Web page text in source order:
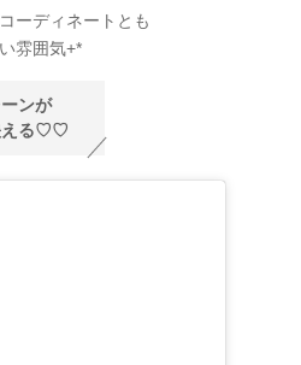
ーディネートとも
雰囲気+*
ンが
える♡♡